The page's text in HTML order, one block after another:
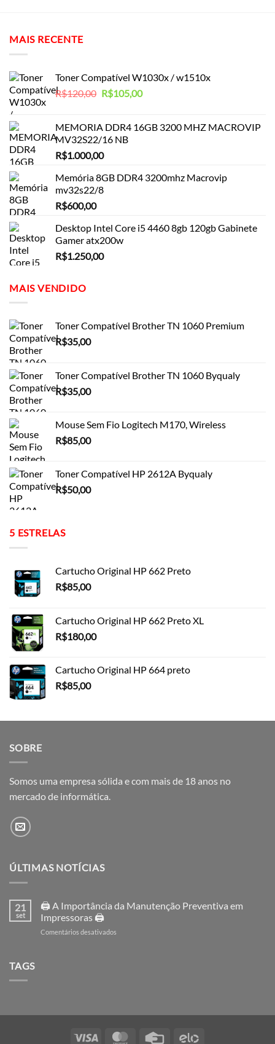
MAIS RECENTE
Toner Compatível W1030x / w1510x
R$120,00 O
era:
R$120,00.
R$105,00O
é:
MEMORIA DDR4 16GB 3200 MHZ MACROVIP
MV32S22/16 NB
R$1.000,00
Memória 8GB DDR4 3200mhz Macrovip
mv32s22/8
R$600,00
Desktop Intel Core i5 4460 8gb 120gb Gabinete
Gamer atx200w
R$1.250,00
MAIS VENDIDO
Toner Compatível Brother TN 1060 Premium
R$35,00
Toner Compatível Brother TN 1060 Byqualy
R$35,00
Mouse Sem Fio Logitech M170, Wireless
R$85,00
Toner Compatível HP 2612A Byqualy
R$50,00
5 ESTRELAS
Cartucho Original HP 662 Preto
R$85,00
Cartucho Original HP 662 Preto XL
R$180,00
Cartucho Original HP 664 preto
R$85,00
SOBRE
Somos uma empresa sólida e com mais de 18 anos no
mercado de informática.
ÚLTIMAS NOTÍCIAS
21
set
🖨️ A Importância da Manutenção Preventiva em
Impressoras 🖨️
Comentários desativados
Impressoras
TAGS
Visa MasterCardCredit